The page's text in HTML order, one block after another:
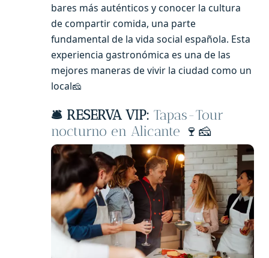
bares más auténticos y conocer la cultura
de compartir comida, una parte
fundamental de la vida social española. Esta
experiencia gastronómica es una de las
mejores maneras de vivir la ciudad como un
local🧀
🛎️ RESERVA VIP: Tapas-Tour
nocturno en Alicante 🍷🧀